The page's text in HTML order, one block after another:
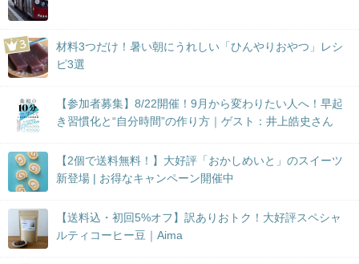
材料3つだけ！暑い朝にうれしい「ひんやりおやつ」レシ
ピ3選
【参加者募集】8/22開催！9月から変わりたい人へ！早起
き習慣化と“自分時間”の作り方｜ゲスト：井上皓史さん
【2個で送料無料！】大好評「おかしめいと」のスイーツ
新登場 | お得なキャンペーン開催中
【送料込・初回5%オフ】訳ありおトク！大好評スペシャ
ルティコーヒー豆｜Aima